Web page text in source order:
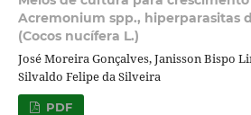
Acremonium spp., hiperparasitas
(Cocos nucífera L.)
José Moreira Gonçalves, Janisson Bispo
Silvaldo Felipe da Silveira
PDF